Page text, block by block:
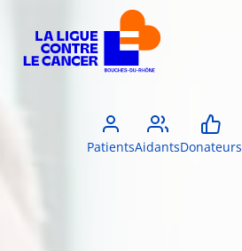
PatientsAidantsDonateurs